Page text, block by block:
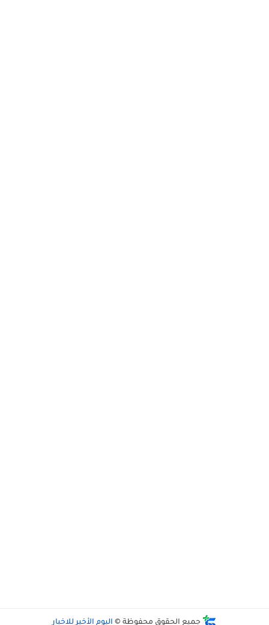
جميع الحقوق محفوظة © اليوم الأخير للاخبار